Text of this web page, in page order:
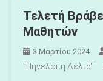
Τελετή
Μαθητών
3 Μαρτίου 2024
"Πηνελόπη Δέλτα"